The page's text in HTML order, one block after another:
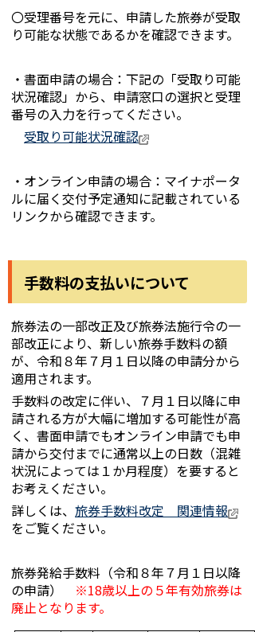
〇受理番号を元に、申請した旅券が受取
り可能な状態であるかを確認できます。
・書面申請の場合：下記の「受取り可能
状況確認」から、申請窓口の選択と受理
番号の入力を行ってください。
受取り可能状況確認
・オンライン申請の場合：マイナポータ
ルに届く交付予定通知に記載されている
リンクから確認できます。
手数料の支払いについて
旅券法の一部改正及び旅券法施行令の一
部改正により、新しい旅券手数料の額
が、令和８年７月１日以降の申請分から
適用されます。
手数料の改定に伴い、７月１日以降に申
請される方が大幅に増加する可能性が高
く、書面申請でもオンライン申請でも申
請から交付までに通常以上の日数（混雑
状況によっては１か月程度）を要すると
お考えください。
詳しくは、 旅券手数料改定 関連情報
をご覧ください。
旅券発給手数料（令和８年７月１日以降
の申請） ※18歳以上の５年有効旅券は
廃止となります。